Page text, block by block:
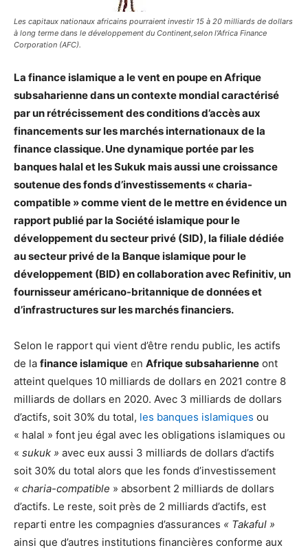
Les capitaux nationaux africains pourraient investir 15 à 20 milliards de dollars
à long terme dans le développement du Continent,selon l'Africa Finance
Corporation (AFC).
La finance islamique a le vent en poupe en Afrique
subsaharienne dans un contexte mondial caractérisé
par un rétrécissement des conditions d’accès aux
financements sur les marchés internationaux de la
finance classique. Une dynamique portée par les
banques halal et les Sukuk mais aussi une croissance
soutenue des fonds d’investissements « charia-
compatible » comme vient de le mettre en évidence un
rapport publié par la Société islamique pour le
développement du secteur privé (SID), la filiale dédiée
au secteur privé de la Banque islamique pour le
développement (BID) en collaboration avec Refinitiv, un
fournisseur américano-britannique de données et
d’infrastructures sur les marchés financiers.
Selon le rapport qui vient d’être rendu public, les actifs
de la finance islamique en Afrique subsaharienne ont
atteint quelques 10 milliards de dollars en 2021 contre 8
milliards de dollars en 2020. Avec 3 milliards de dollars
d’actifs, soit 30% du total, les banques islamiques ou
« halal » font jeu égal avec les obligations islamiques ou
« sukuk » avec eux aussi 3 milliards de dollars d’actifs
soit 30% du total alors que les fonds d’investissement
« charia-compatible » absorbent 2 milliards de dollars
d’actifs. Le reste, soit près de 2 milliards d’actifs, est
reparti entre les compagnies d’assurances « Takaful »
ainsi que d’autres institutions financières conforme aux